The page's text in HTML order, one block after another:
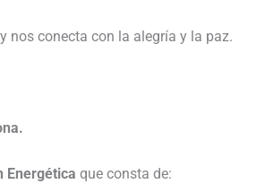
nos conecta con la alegría y la paz.
Energética que consta de: